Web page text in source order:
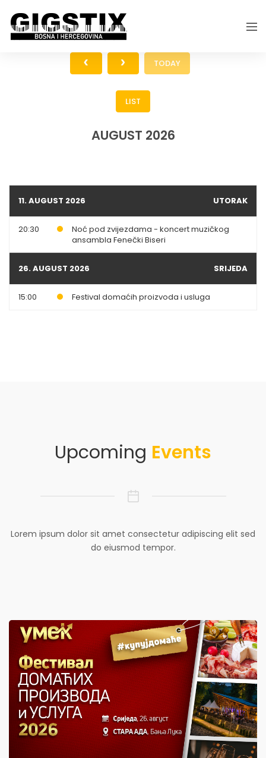
TODAY
LIST
AUGUST 2026
11. AUGUST 2026 UTORAK
20:30
Noć pod zvijezdama - koncert muzičkog
ansambla Fenečki Biseri
26. AUGUST 2026 SRIJEDA
15:00 Festival domaćih proizvoda i usluga
Upcoming Events
Lorem ipsum dolor sit amet consectetur adipiscing elit sed
do eiusmod tempor.